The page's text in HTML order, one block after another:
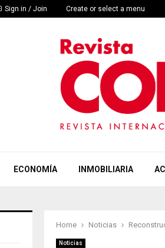
Sign in / Join Create or select a menu
ECONOMÍA INMOBILIARIA
Home Noticias
Noticias